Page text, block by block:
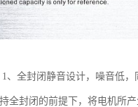
、全封闭静音设计，噪音低
全封闭的前提下，将电机所